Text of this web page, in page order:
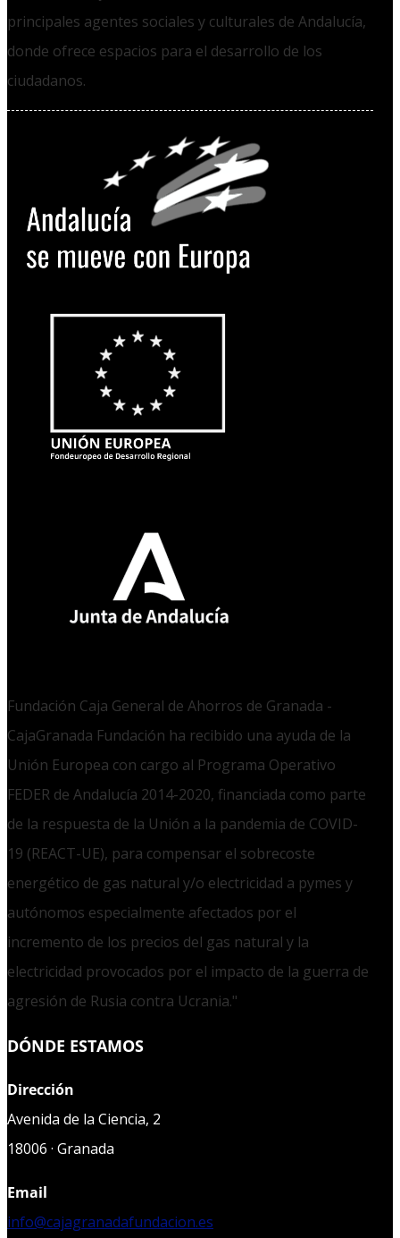
principales agentes sociales y culturales de Andalucía,
donde ofrece espacios para el desarrollo de los
ciudadanos.
Fundación Caja General de Ahorros de Granada -
CajaGranada Fundación ha recibido una ayuda de la
Unión Europea con cargo al Programa Operativo
FEDER de Andalucía 2014-2020, financiada como parte
de la respuesta de la Unión a la pandemia de COVID-
19 (REACT-UE), para compensar el sobrecoste
energético de gas natural y/o electricidad a pymes y
autónomos especialmente afectados por el
incremento de los precios del gas natural y la
electricidad provocados por el impacto de la guerra de
agresión de Rusia contra Ucrania."
DÓNDE ESTAMOS
Dirección
Avenida de la Ciencia, 2
18006 · Granada
Email
info@cajagranadafundacion.es